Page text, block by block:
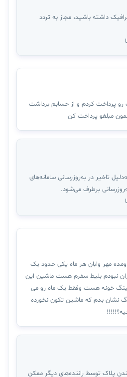
داشته باشید، مجاز به تردد
پرداخت کردم و از حسابم برداشت
مبلغو پرداخت کن
تاخیر در به‌روزرسانی سامانه‌های
برطرف می‌شود.
مهر وابان هر ماه یکی حدود یک
نبودم بلیط سفرم هست ماشین این
خونه هست وفقط یک ماه رو می
نشان بدم که ماشین تکون نخورده
پلاک توسط راننده‌های دیگر ممکن